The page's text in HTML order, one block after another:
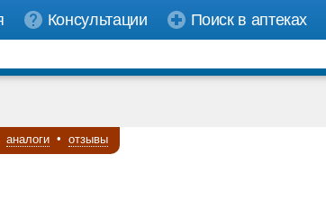
Консультации Поиск в аптеках
аналоги • отзывы